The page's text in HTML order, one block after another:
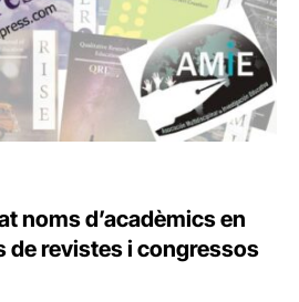
noms d’acadèmics en
revistes i congressos